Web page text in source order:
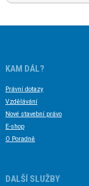
KAM DÁL?
Právní dotazy
Vzdělávání
Nové stavební právo
E-shop
O Poradně
DALŠÍ SLUŽBY